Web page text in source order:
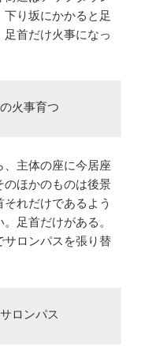
下り坂にかかると足
首だけ火事になっ
火事育つ
主体の座に今居座
のほかのものは後景
れだけであるよう
足首だけがある。
サロンパスを張り替
ロンパス